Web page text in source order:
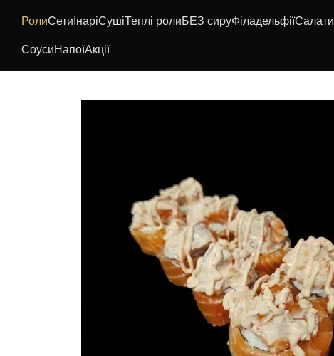
РолиСети ІнаріСушіТеплі ролиБЕЗ сируФіладельфіїСалати
СоусиНапоїАкції